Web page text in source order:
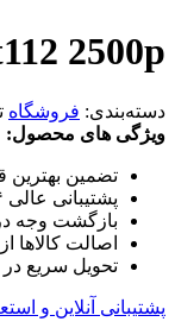
2500p
دسته‌بندی: فروشگاه
ویژگی های محصول:
تضمین بهترین
پشتیبانی عالی ۲۴ ساعته، ۷ روز هفته
بازگشت وجه
اصالت کالاها
تحویل سریع
پشتیبانی آنلاین و